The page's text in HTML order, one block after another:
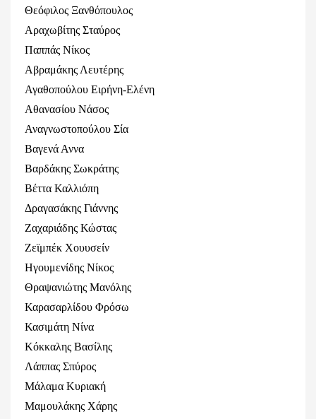
Θεόφιλος Ξανθόπουλος
Αραχωβίτης Σταύρος
Παππάς Νίκος
Αβραμάκης Λευτέρης
Αγαθοπούλου Ειρήνη-Ελένη
Αθανασίου Νάσος
Αναγνωστοπούλου Σία
Βαγενά Αννα
Βαρδάκης Σωκράτης
Βέττα Καλλιόπη
Δραγασάκης Γιάννης
Ζαχαριάδης Κώστας
Ζεϊμπέκ Χουυσείν
Ηγουμενίδης Νίκος
Θραψανιώτης Μανόλης
Καρασαρλίδου Φρόσω
Κασιμάτη Νίνα
Κόκκαλης Βασίλης
Λάππας Σπύρος
Μάλαμα Κυριακή
Μαμουλάκης Χάρης